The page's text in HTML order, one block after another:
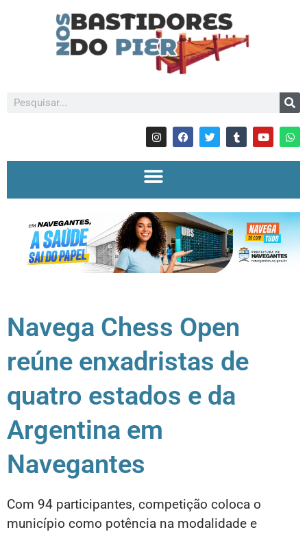
Navega Chess Open
reúne enxadristas de
quatro estados e da
Argentina em
Navegantes
Com 94 participantes, competição coloca o
município como potência na modalidade e